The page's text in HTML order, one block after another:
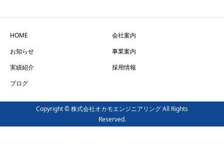
HOME
会社案内
お知らせ
事業案内
実績紹介
採用情報
ブログ
Copyright © 株式会社オカモエンジニアリング All Rights
Reserved.